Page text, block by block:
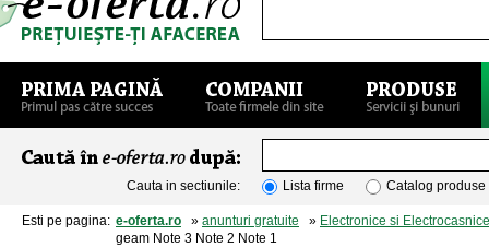
Cauta in sectiunile: Lista firme Catalog produse
Esti pe pagina: e-oferta.ro » anunturi gratuite » Electronice si Electrocasnice
geam Note 3 Note 2 Note 1